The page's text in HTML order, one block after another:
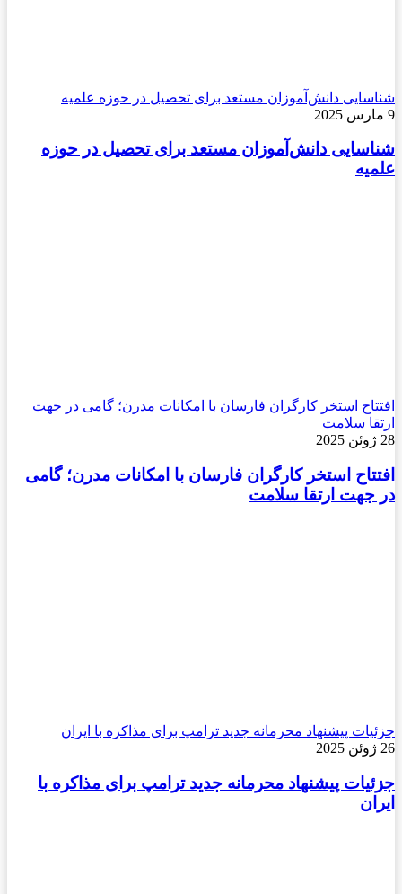
شناسایی دانش‌آموزان مستعد برای تحصیل در حوزه علمیه
9 مارس 2025
شناسایی دانش‌آموزان مستعد برای تحصیل در حوزه
علمیه
افتتاح استخر کارگران فارسان با امکانات مدرن؛ گامی در جهت
ارتقا سلامت
28 ژوئن 2025
افتتاح استخر کارگران فارسان با امکانات مدرن؛ گامی
در جهت ارتقا سلامت
جزئیات پیشنهاد محرمانه جدید ترامپ برای مذاکره با ایران
26 ژوئن 2025
جزئیات پیشنهاد محرمانه جدید ترامپ برای مذاکره با
ایران